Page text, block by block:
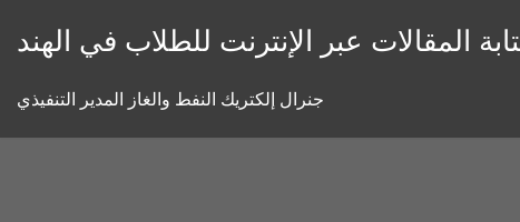
المقالات عبر الإنترنت للطلاب في الهند
جنرال إلكتريك النفط والغاز المدير التنفيذي